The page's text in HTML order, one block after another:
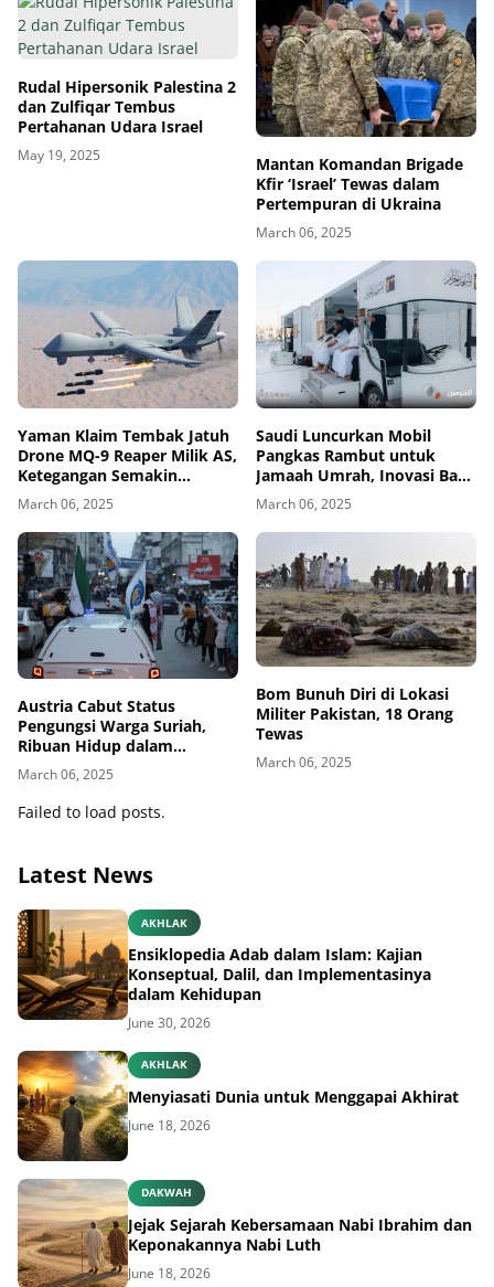
Rudal Hipersonik Palestina 2
dan Zulfiqar Tembus
Pertahanan Udara Israel
May 19, 2025
Mantan Komandan Brigade
Kfir ‘Israel’ Tewas dalam
Pertempuran di Ukraina
March 06, 2025
Yaman Klaim Tembak Jatuh
Drone MQ-9 Reaper Milik AS,
Ketegangan Semakin
Meningkat
March 06, 2025
Saudi Luncurkan Mobil
Pangkas Rambut untuk
Jamaah Umrah, Inovasi Baru
di Masjidil Haram
March 06, 2025
Austria Cabut Status
Pengungsi Warga Suriah,
Ribuan Hidup dalam
Ketidakpastian
March 06, 2025
Bom Bunuh Diri di Lokasi
Militer Pakistan, 18 Orang
Tewas
March 06, 2025
Failed to load posts.
Latest News
AKHLAK
Ensiklopedia Adab dalam Islam: Kajian
Konseptual, Dalil, dan Implementasinya
dalam Kehidupan
June 30, 2026
AKHLAK
Menyiasati Dunia untuk Menggapai Akhirat
June 18, 2026
DAKWAH
Jejak Sejarah Kebersamaan Nabi Ibrahim dan
Keponakannya Nabi Luth
June 18, 2026